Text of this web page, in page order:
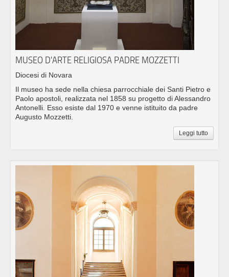
MUSEO D'ARTE RELIGIOSA PADRE MOZZETTI
Diocesi di Novara
Il museo ha sede nella chiesa parrocchiale dei Santi Pietro e
Paolo apostoli, realizzata nel 1858 su progetto di Alessandro
Antonelli. Esso esiste dal 1970 e venne istituito da padre
Augusto Mozzetti.
Leggi tutto